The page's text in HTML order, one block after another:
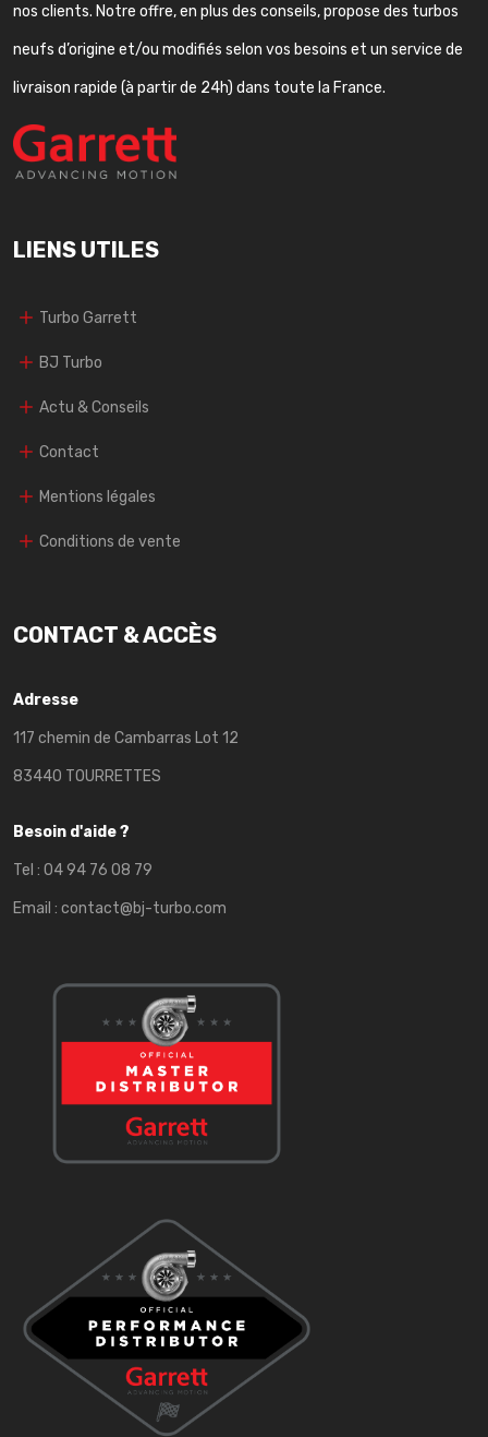
nos clients. Notre offre, en plus des conseils, propose des turbos
neufs d’origine et/ou modifiés selon vos besoins et un service de
livraison rapide (à partir de 24h) dans toute la France.
LIENS UTILES
Turbo Garrett
BJ Turbo
Actu & Conseils
Contact
Mentions légales
Conditions de vente
CONTACT & ACCÈS
Adresse
117 chemin de Cambarras Lot 12
83440 TOURRETTES
Besoin d'aide ?
Tel : 04 94 76 08 79
Email : contact@bj-turbo.com